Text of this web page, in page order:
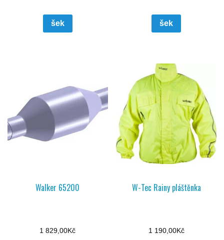
šek šek
Walker 65200
1 829,00Kč
W-Tec Rainy pláštěnka
1 190,00Kč